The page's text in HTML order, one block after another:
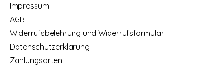
Impressum
AGB
Widerrufsbelehrung und Widerrufsformular
Datenschutzerklärung
Zahlungsarten